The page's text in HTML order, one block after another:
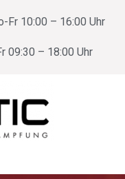
Fr 10:00 – 16:00 Uhr
09:30 – 18:00 Uhr